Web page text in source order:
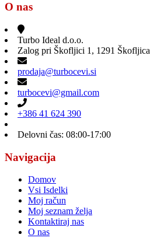
O nas
Turbo Ideal d.o.o.
Zalog pri Škofljici 1, 1291 Škofljica
prodaja@turbocevi.si
turbocevi@gmail.com
+386 41 624 390
Delovni čas: 08:00-17:00
Navigacija
Domov
Vsi Isdelki
Moj račun
Moj seznam želja
Kontaktiraj nas
O nas